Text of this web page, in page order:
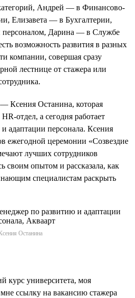
Андрей — в Финансово-
Елизавета — в Бухгалтерии,
Дарина — в Службе
возможность развития в разных
компании, совершая сразу
лестнице от стажера или
Ксения Останина, которая
отдел, а сегодня работает
адаптации персонала. Ксения
ежегодной церемонии «Созвездие
лучших сотрудников
своим опытом и рассказала, как
специалистам раскрыть
Останина
курс университета, моя
ссылку на вакансию стажера